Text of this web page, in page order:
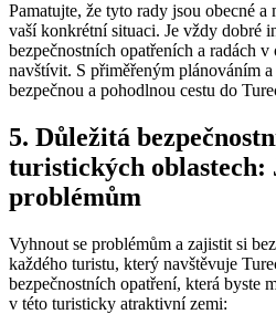
Pamatujte, že tyto rady jsou obecné
vaší konkrétní situaci. Je vždy dobré
bezpečnostních opatřeních a radách
navštívit. S přiměřeným plánováním
bezpečnou a pohodlnou cestu do
5. Důležitá
turistických oblastech:
problémům
Vyhnout se problémům a zajistit si
každého turistu, který navštěvuje
bezpečnostních opatření, která byste
v této turisticky atraktivní zemi: